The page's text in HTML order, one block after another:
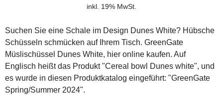
inkl. 19% MwSt.
Suchen Sie eine Schale im Design Dunes White? Hübsche
Schüsseln schmücken auf Ihrem Tisch. GreenGate
Müslischüssel Dunes White, hier online kaufen. Auf
Englisch heißt das Produkt "Cereal bowl Dunes white", und
es wurde in diesen Produktkatalog eingeführt: "GreenGate
Spring/Summer 2024".